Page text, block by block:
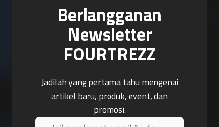
Berlangganan
Newsletter
FOURTREZZ
Jadilah yang pertama tahu mengenai
artikel baru, produk, event, dan
promosi.